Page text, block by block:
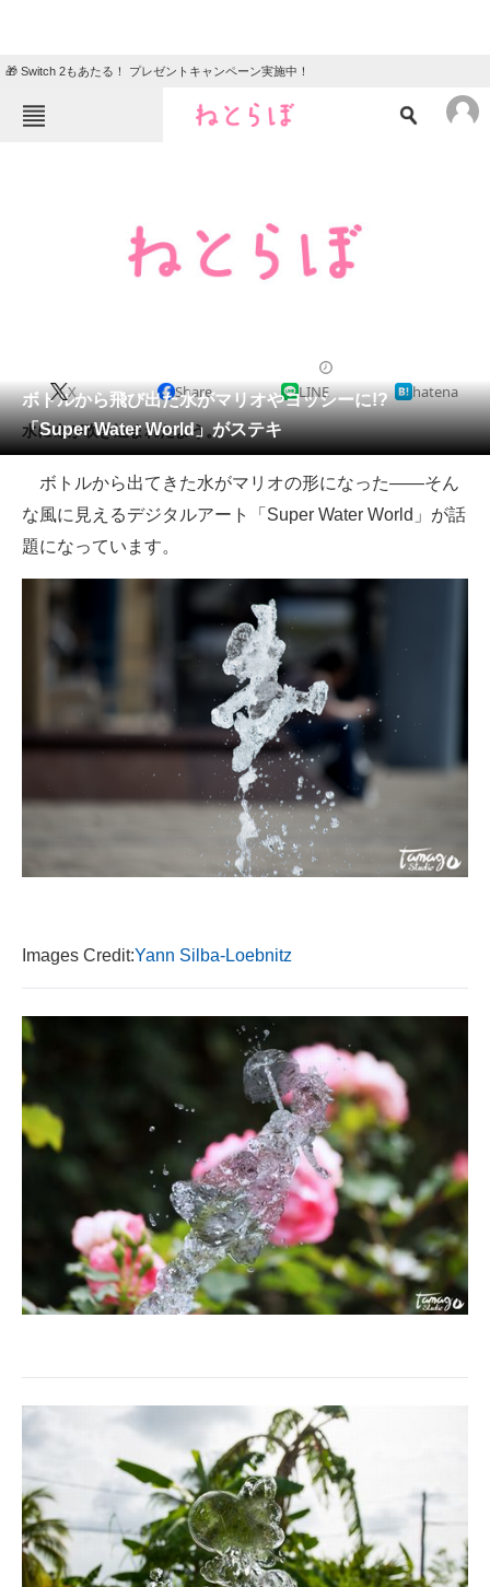
🎁 Switch 2もあたる！ プレゼントキャンペーン実施中！
クイズ
地域
会員記事
メディア
注目記事を集めた総合ページ
ITの今と未来を見通す
スマホと通信の最新トレンド
進化するPCとデバイスの未来
好きが集まる 比べて選べる
ビジネスと働き方のヒント
AI活用のいまが分かる
経営リーダーのコミュニティ
ITエンジニア向け専門サイト
製造業のIT導入・活用を支援
モノづくり技術者専門サイト
エレクトロニクス専門サイト
電子設計の基本と応用
エネルギーの専門メディア
ちょっと気になるネットの話題
ボトルから飛び出た水がマリオやヨッシーに!?
「Super Water World」がステキ
X Share LINE hatena
水に命が吹き込まれたよう。
ボトルから出てきた水がマリオの形になった――そん
な風に見えるデジタルアート「Super Water World」が話
題になっています。
Images Credit:Yann Silba-Loebnitz